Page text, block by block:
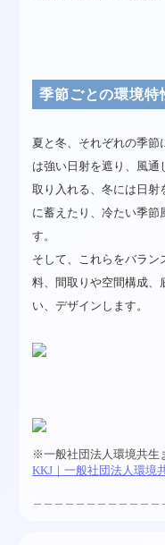
季節ごとの環境特
夏と冬、それぞれの季節
は強い日射を遮り、風通
取り入れる、冬には日射
に蓄えたり、冷たい季節
す。
そして、これらをバラ
料、間取りや空間構成、
い、デザインします。
※一般社団法人環境共生
KKJ｜一般社団法人環境